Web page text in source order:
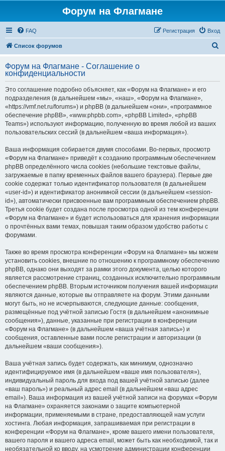
Форум на Флагмане
FAQ Вход
Регистрация
Список форумов
с
Форум на Флагмане - Соглашение о
конфиденциальности
Это соглашение подробно объясняет, как «Форум на Флагмане» и его
подразделения (в дальнейшем «мы», «наш», «Форум на Флагмане»,
«https://vmf.net.ru/forums») и phpBB (в дальнейшем «они», «программное
обеспечение phpBB», «www.phpbb.com», «phpBB Limited», «phpBB
Teams») используют информацию, полученную во время любой из ваших
пользовательских сессий (в дальнейшем «ваша информация»).
Ваша информация собирается двумя способами. Во-первых, просмотр
«Форум на Флагмане» приведёт к созданию программным обеспечением
phpBB определённого числа cookies (небольшие текстовые файлы,
загружаемые в папку временных файлов вашего браузера). Первые две
cookie содержат только идентификатор пользователя (в дальнейшем
«user-id») и идентификатор анонимной сессии (в дальнейшем «session-
id»), автоматически присвоенные вам программным обеспечением phpBB.
Третья cookie будет создана после просмотра одной из тем конференции
«Форум на Флагмане» и будет использоваться для хранения информации
о прочтённых вами темах, повышая таким образом удобство работы с
форумами.
Также во время просмотра конференции «Форум на Флагмане» мы можем
установить cookies, внешние по отношению к программному обеспечению
phpBB, однако они выходят за рамки этого документа, целью которого
является рассмотрение страниц, созданных исключительно программным
обеспечением phpBB. Вторым источником получения вашей информации
являются данные, которые вы отправляете на форум. Этими данными
могут быть, но не исчерпываются, следующие данные: сообщения,
размещённые под учётной записью Гостя (в дальнейшем «анонимные
сообщения»), данные, указанные при регистрации в конференции
«Форум на Флагмане» (в дальнейшем «ваша учётная запись») и
сообщения, оставленные вами после регистрации и авторизации (в
дальнейшем «ваши сообщения»).
Ваша учётная запись будет содержать, как минимум, однозначно
идентифицируемое имя (в дальнейшем «ваше имя пользователя»),
индивидуальный пароль для входа под вашей учётной записью (далее
«ваш пароль») и реальный адрес email (в дальнейшем «ваш адрес
email»). Ваша информация из вашей учётной записи на форумах «Форум
на Флагмане» охраняется законами о защите компьютерной
информации, применяемыми в стране, предоставляющей нам услуги
хостинга. Любая информация, запрашиваемая при регистрации в
конференции «Форум на Флагмане», кроме вашего имени пользователя,
вашего пароля и вашего адреса email, может быть как необходимой, так и
необязательной ко вводу, на усмотрение администрации конференции